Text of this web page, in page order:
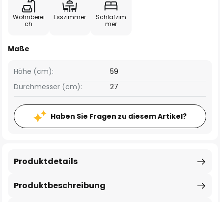
Wohnberei
ch
Esszimmer
Schlafzim
mer
Maße
Höhe (cm):
59
Durchmesser (cm):
27
Haben Sie Fragen zu diesem Artikel?
Produktbeschreibung
Produktdetails